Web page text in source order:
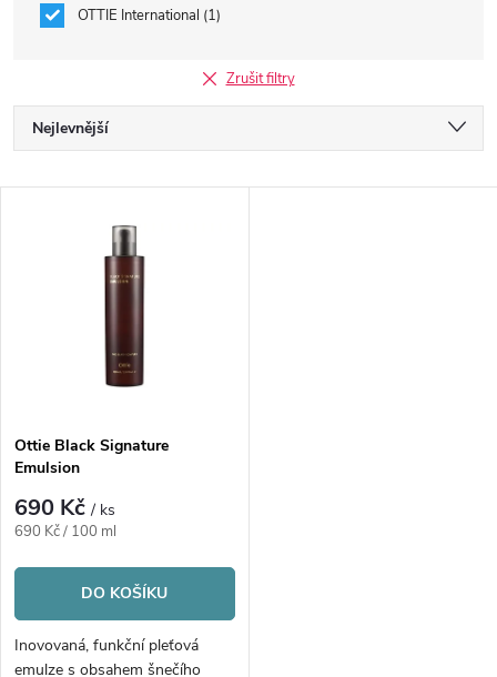
OTTIE International 1
Zrušit filtry
Ř
a
p
r
o
d
Nejlevnější
s
p
r
o
d
Ottie Black Signature
Emulsion
690 Kč/ ks
Měrná
690 Kč / 100 ml
DO KOŠÍKU
Inovovaná, funkční pleťová
emulze s obsahem šnečího